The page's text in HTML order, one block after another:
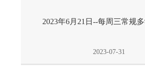
2023年6月21日--每周三常规
2023-07-31